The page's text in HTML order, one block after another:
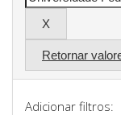
Retornar
Adicionar filtros: